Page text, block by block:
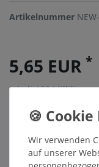
Artikelnummer
5,65 EUR *
Inhalt100Milliliter
Sofort versandfertig,
Wir verwenden
auf unserer